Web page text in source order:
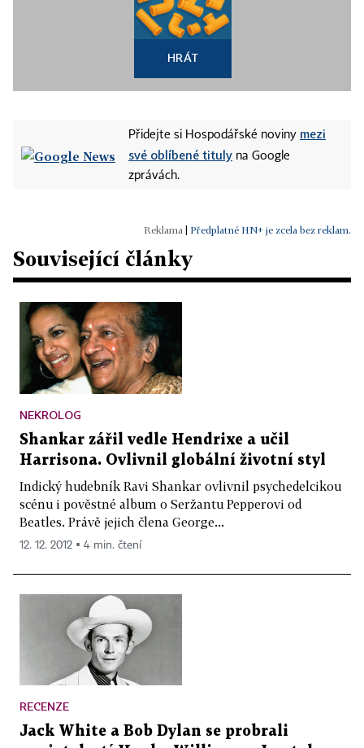
HRÁT
Přidejte si Hospodářské noviny mezi
své oblíbené tituly na Google
zprávách.
Předplatné HN+ je zcela bez reklam.
Související články
NEKROLOG
Shankar zářil vedle Hendrixe a učil
Harrisona. Ovlivnil globální životní styl
Indický hudebník Ravi Shankar ovlivnil psychedelcikou
scénu i pověstné album o Seržantu Pepperovi od
Beatles. Právě jejich člena George...
12. 12. 2012 ▪ 4 min. čtení
RECENZE
Jack White a Bob Dylan se probrali